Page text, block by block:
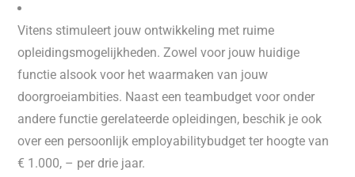
Vitens stimuleert jouw ontwikkeling met ruime
opleidingsmogelijkheden. Zowel voor jouw huidige
functie alsook voor het waarmaken van jouw
doorgroeiambities. Naast een teambudget voor onder
andere functie gerelateerde opleidingen, beschik je ook
over een persoonlijk employabilitybudget ter hoogte van
€ 1.000, – per drie jaar.